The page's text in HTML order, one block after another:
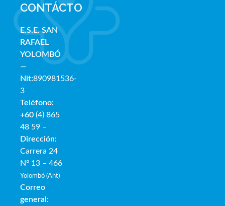
CONTÁCTO
E.S.E. SAN
RAFAEL
YOLOMBÓ
—
Nit:890981536-
3
Teléfono:
+60 (4) 865
48 59 –
Dirección:
Carrera 24
Nº 13 – 466
Yolombó (Ant)
Correo
general: